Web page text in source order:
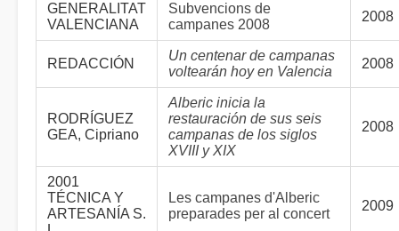
GENERALITAT
VALENCIANA
Subvencions de
campanes 2008
2008
REDACCIÓN
Un centenar de campanas
voltearán hoy en Valencia
2008
RODRÍGUEZ
GEA, Cipriano
Alberic inicia la
restauración de sus seis
campanas de los siglos
XVIII y XIX
2008
2001
TÉCNICA Y
ARTESANÍA S.
Les campanes d'Alberic
preparades per al concert
2009